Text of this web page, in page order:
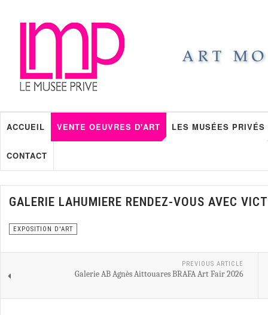
ACCUEIL VENTE OEUVRES D'ART LES MUSÉES PRIVÉS
CONTACT
GALERIE LAHUMIERE RENDEZ-VOUS AVEC
EXPOSITION D'ART
PREVIOUS ARTICLE
Galerie AB Agnès Aittouares BRAFA Art Fair 2026